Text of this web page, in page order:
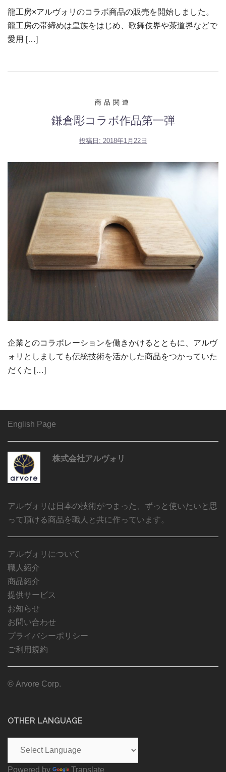
龍工房×アルヴォリのコラボ商品の販売を開始しました。
龍工房の帯締めは皇族をはじめ、歌舞伎界や茶道界などで
愛用 […]
商品関連
鎌倉彫コラボ作品第一弾
投稿日: 2018年1月22日
企業とのコラボレーションを働きかけるとともに、アルヴ
ォリとしましても伝統技術を活かした商品をつかっていた
だくた […]
English Page
株式会社アルヴォリ
アルヴォリは日本の技術がつまった、ずっと使いたいと思
って頂ける商品を職人と共に作っています。
アルヴォリについて
職人紹介
商品紹介
提供サービス
お知らせ
お問い合わせ
プライバシーポリシー
ご利用規約
© Arvore Corp.
OTHER LANGUAGE
Powered by Translate